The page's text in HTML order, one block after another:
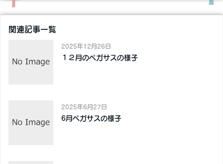
関連記事一覧
2025年12月26日
１２月のペガサスの様子
2025年6月27日
6月ペガサスの様子